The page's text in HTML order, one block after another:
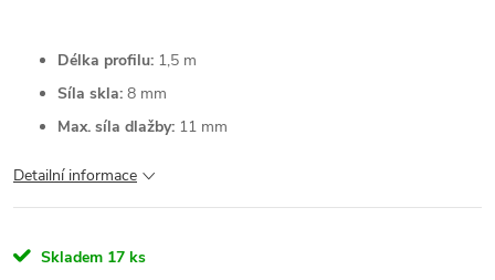
Délka profilu: 1,5 m
Síla skla: 8 mm
Max. síla dlažby: 11 mm
Detailní informace
Skladem 17 ks